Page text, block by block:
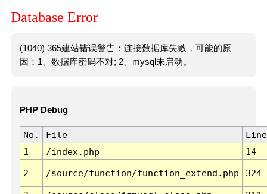
Database Error
(1040) 365建站错误警告：连接数据库失败，可能的原
因：1、数据库密码不对; 2、mysql未启动。
PHP Debug
No. File
Line
1
/index.php 14
2 /source/function/function_extend.php 324